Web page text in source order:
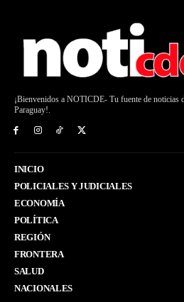
¡Bienvenidos a NOTICDE- Tu fuente de noticias
Paraguay!.
INICIO
POLICIALES Y JUDICIALES
ECONOMÍA
POLÍTICA
REGIÓN
FRONTERA
SALUD
NACIONALES